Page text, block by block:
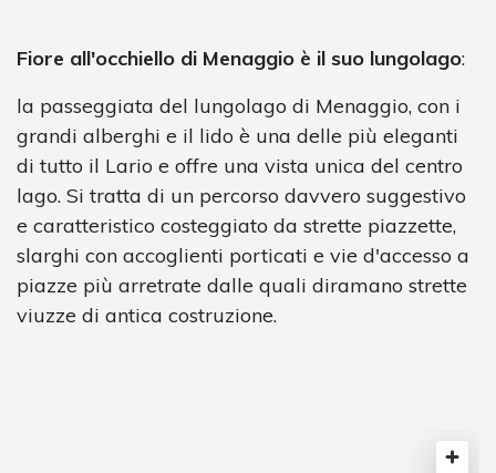
Fiore all'occhiello di Menaggio è il suo lungolago:
la passeggiata del lungolago di Menaggio, con i
grandi alberghi e il lido è una delle più eleganti
di tutto il Lario e offre una vista unica del centro
lago. Si tratta di un percorso davvero suggestivo
e caratteristico costeggiato da strette piazzette,
slarghi con accoglienti porticati e vie d'accesso a
piazze più arretrate dalle quali diramano strette
viuzze di antica costruzione.